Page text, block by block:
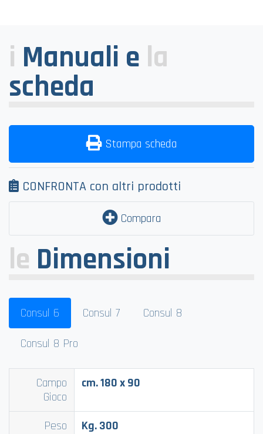
i Manuali e la
scheda
Stampa scheda
CONFRONTA con altri prodotti
Compara
le Dimensioni
Consul 6 Consul 7
Consul 8
Consul 8 Pro
Campo
Gioco
cm. 180 x 90
Peso
Kg. 300